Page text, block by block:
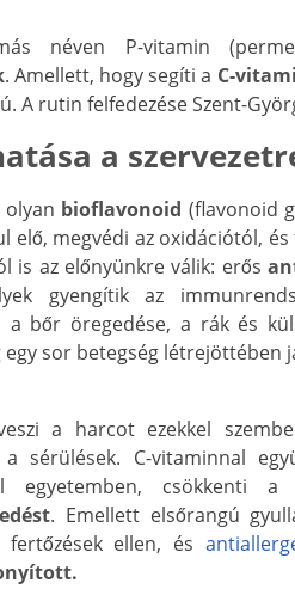
néven P-vitamin
. Amellett, hogy segíti a C-
A rutin felfedezése Szent-
a
bioflavonoid (flavonoid
elő, megvédi az oxidációtól,
is az előnyünkre válik: erős
gyengítik az
a bőr öregedése, a rák és
egy sor betegség létrejöttében
a harcot ezekkel
a sérülések. C-vitaminnal
egyetemben, csökkenti a
. Emellett elsőrangú
fertőzések ellen, és